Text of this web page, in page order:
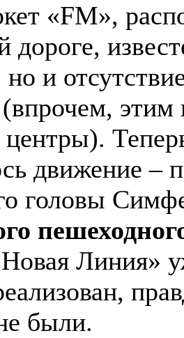
«FM»,
дороге,
и
(впрочем,
центры).
движение –
головы
Линия»
были.